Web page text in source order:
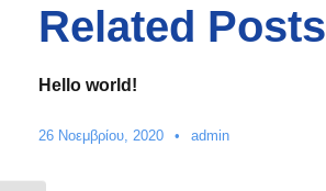
Related Posts
Hello world!
26 Νοεμβρίου, 2020 • admin